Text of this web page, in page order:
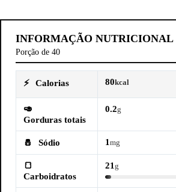
INFORMAÇÃO NUTRICIONAL
Porção de 40
⚡ Calorias 80kcal
🥑
Gorduras totais
0.2g
🧂 Sódio 1 mg
🍞
Carboidratos
21 g